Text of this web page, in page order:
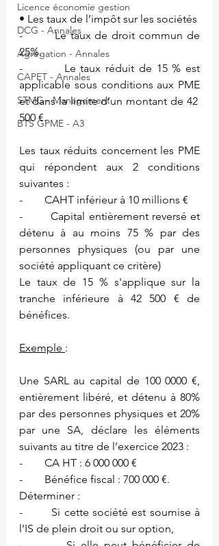
Licence économie gestion
DCG - Annales
Agrégation - Annales
CAPET - Annales
STMG - Management
BTS GPME - A3
• Les taux de l’impôt sur les sociétés
-        Le taux de droit commun de
25%.
-         Le taux réduit de 15 % est
applicable sous conditions aux PME
et dans la limite d’un montant de 42
500 €.
Les taux réduits concernent les PME
qui répondent aux 2 conditions
suivantes :
-        CAHT inférieur à 10 millions €
-        Capital entièrement reversé et
détenu à au moins 75 % par des
personnes physiques (ou par une
société appliquant ce critère)
Le taux de 15 % s'applique sur la
tranche inférieure à 42 500 € de
bénéfices.
Exemple :
Une SARL au capital de 100 0000 €,
entièrement libéré, et détenu à 80%
par des personnes physiques et 20%
par une SA, déclare les éléments
suivants au titre de l’exercice 2023 :
-        CA HT : 6 000 000 €
-        Bénéfice fiscal : 700 000 €.
Déterminer :
-        Si cette société est soumise à
l’IS de plein droit ou sur option,